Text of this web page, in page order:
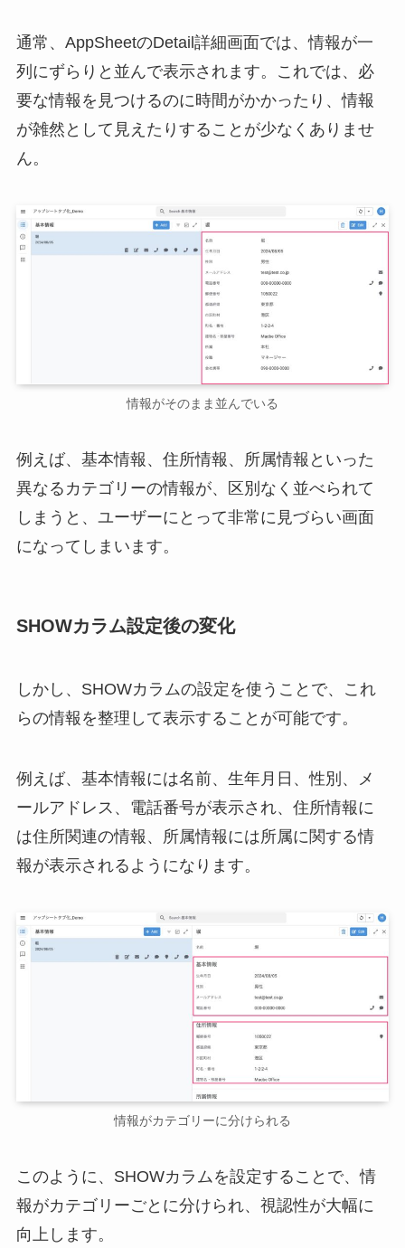
通常、AppSheetのDetail詳細画面では、情報が一
列にずらりと並んで表示されます。これでは、必
要な情報を見つけるのに時間がかかったり、情報
が雑然として見えたりすることが少なくありませ
ん。
情報がそのまま並んでいる
例えば、基本情報、住所情報、所属情報といった
異なるカテゴリーの情報が、区別なく並べられて
しまうと、ユーザーにとって非常に見づらい画面
になってしまいます。
SHOWカラム設定後の変化
しかし、SHOWカラムの設定を使うことで、これ
らの情報を整理して表示することが可能です。
例えば、基本情報には名前、生年月日、性別、メ
ールアドレス、電話番号が表示され、住所情報に
は住所関連の情報、所属情報には所属に関する情
報が表示されるようになります。
情報がカテゴリーに分けられる
このように、SHOWカラムを設定することで、情
報がカテゴリーごとに分けられ、視認性が大幅に
向上します。